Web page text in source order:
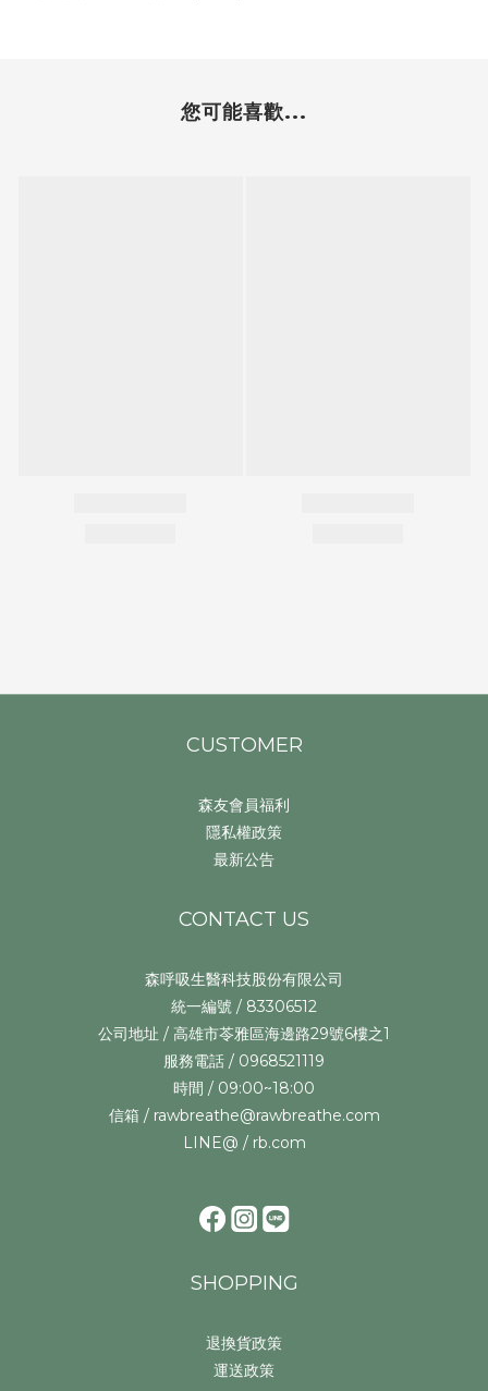
您可能喜歡...
CUSTOMER
森友會員福利
隱私權政策
最新公告
CONTACT US
森呼吸生醫科技股份有限公司
統一編號 / 83306512
公司地址 / 高雄市苓雅區海邊路29號6樓之1
服務電話 / 0968521119
時間 / 09:00~18:00
信箱 / rawbreathe@rawbreathe.com
LINE@ / rb.com
SHOPPING
退換貨政策
運送政策